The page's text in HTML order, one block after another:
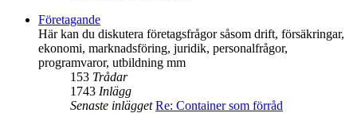
inlägget
Företagande
Här kan du diskutera företagsfrågor såsom drift, försäkringar,
ekonomi, marknadsföring, juridik, personalfrågor,
programvaror, utbildning mm
153 Trådar
1743 Inlägg
Senaste inlägget Re: Container som förråd